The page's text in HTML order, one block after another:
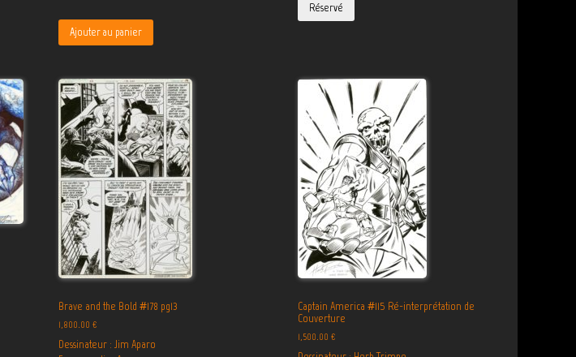
Ajouter au panier
Réservé
Brave and the Bold #178 pg13
1,800.00€
Dessinateur : Jim Aparo
Captain America #115 Ré-interprétation de
Couverture
1,500.00€